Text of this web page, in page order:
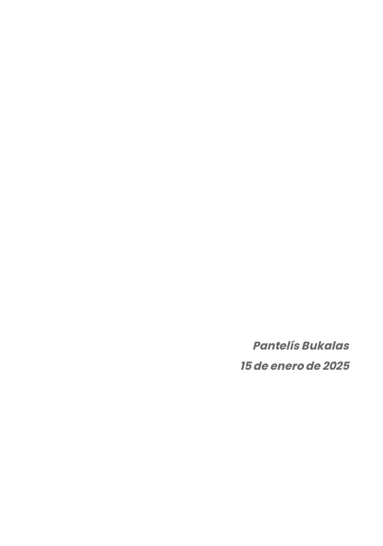
Pantelís Bukalas
15 de enero de 2025